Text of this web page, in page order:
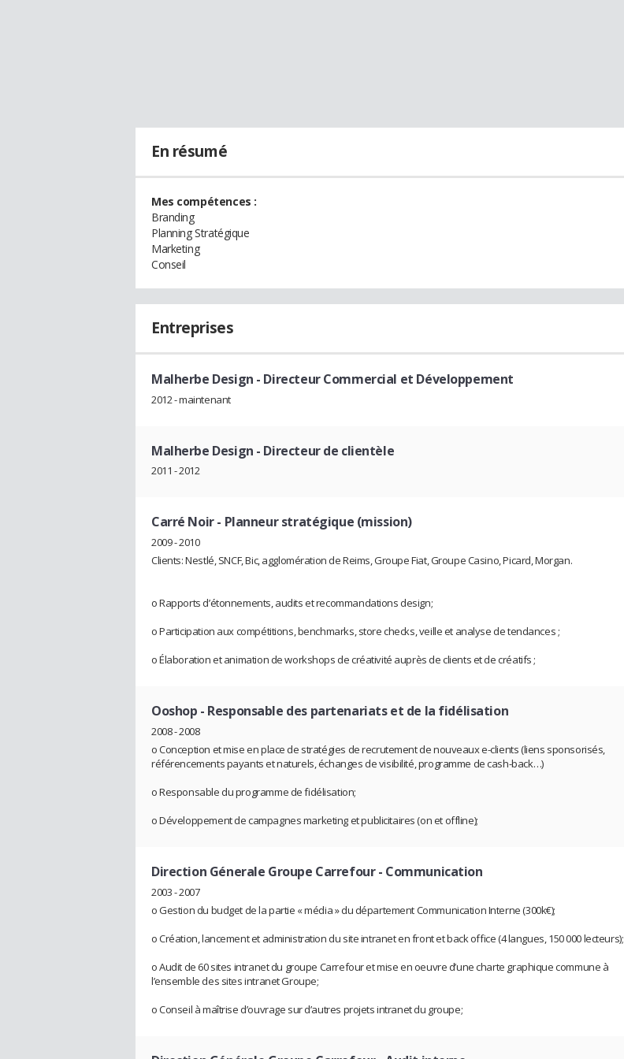
En résumé
Mes compétences :
Branding
Planning Stratégique
Marketing
Conseil
Entreprises
Malherbe Design - Directeur Commercial et Développement
2012 - maintenant
Malherbe Design - Directeur de clientèle
2011 - 2012
Carré Noir- Planneur stratégique (mission)
2009 - 2010
Clients: Nestlé, SNCF, Bic, agglomération de Reims, Groupe Fiat, Groupe Casino, Picard, Morgan.
o Rapports d’étonnements, audits et recommandations design;
o Participation aux compétitions, benchmarks, store checks, veille et analyse de tendances ;
o Élaboration et animation de workshops de créativité auprès de clients et de créatifs ;
Ooshop - Responsable des partenariats et de la fidélisation
2008 - 2008
o Conception et mise en place de stratégies de recrutement de nouveaux e-clients (liens sponsorisés,
référencements payants et naturels, échanges de visibilité, programme de cash-back…)
o Responsable du programme de fidélisation;
o Développement de campagnes marketing et publicitaires (on et offline);
Direction Génerale Groupe Carrefour- Communication
2003 - 2007
o Gestion du budget de la partie « média » du département Communication Interne (300k€);
o Création, lancement et administration du site intranet en front et back office (4 langues, 150 000 lecteurs);
o Audit de 60 sites intranet du groupe Carrefour et mise en oeuvre d’une charte graphique commune à
l’ensemble des sites intranet Groupe;
o Conseil à maîtrise d’ouvrage sur d’autres projets intranet du groupe;